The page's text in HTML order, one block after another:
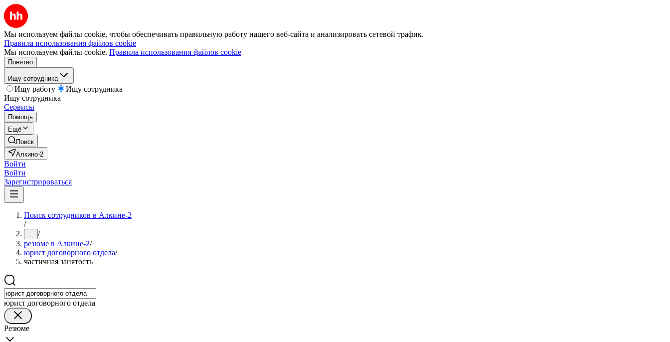
Мы используем файлы cookie, чтобы обеспечивать правильную работу нашего веб-сайта и анализировать сетевой трафик.
Правила использования файлов cookie
Мы используем файлы cookie. Правила использования файлов cookie
Понятно
Ищу сотрудника
Ищу работу
Ищу сотрудника
Ищу сотрудника
Сервисы
Помощь
Ещё
Поиск
Алкино-2
Войти
Войти
Зарегистрироваться
Поиск сотрудников в Алкине-2
/
... /
резюме в Алкине-2/
юрист договорного отдела/
частичная занятость
юрист договорного отдела
Резюме